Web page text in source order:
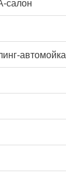
салон
автомойка